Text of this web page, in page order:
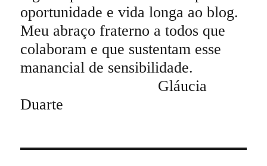
oportunidade e vida longa ao blog.
Meu abraço fraterno a todos que
colaboram e que sustentam esse
manancial de sensibilidade.
Gláucia
Duarte